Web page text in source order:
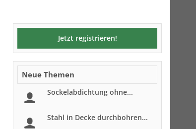
Jetzt registrieren!
Neue Themen
Sockelabdichtung ohne...
Stahl in Decke durchbohren...